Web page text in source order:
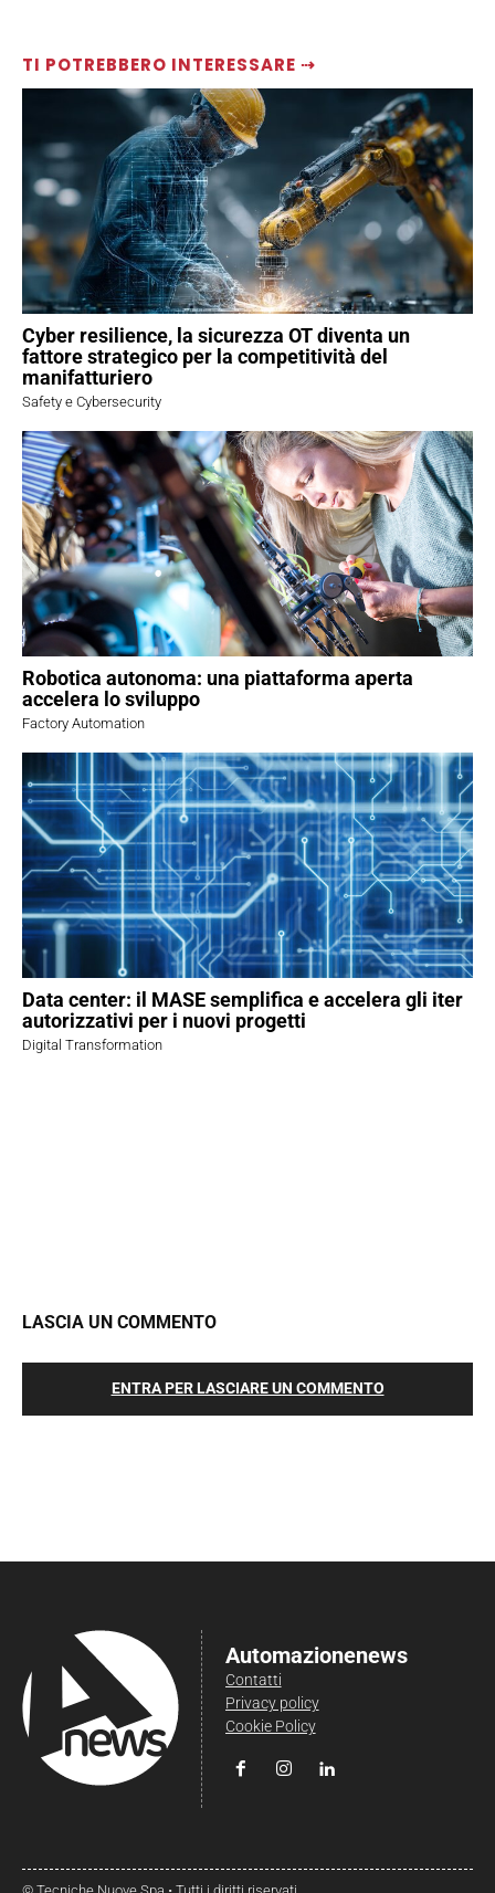
TI POTREBBERO INTERESSARE ⇢
Cyber resilience, la sicurezza OT diventa un
fattore strategico per la competitività del
manifatturiero
Safety e Cybersecurity
Robotica autonoma: una piattaforma aperta
accelera lo sviluppo
Factory Automation
Data center: il MASE semplifica e accelera gli iter
autorizzativi per i nuovi progetti
Digital Transformation
LASCIA UN COMMENTO
ENTRA PER LASCIARE UN COMMENTO
Automazionenews
Contatti
Privacy policy
Cookie Policy